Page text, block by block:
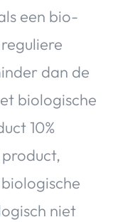
een bio-
dan de
biologische
10%
product,
biologische